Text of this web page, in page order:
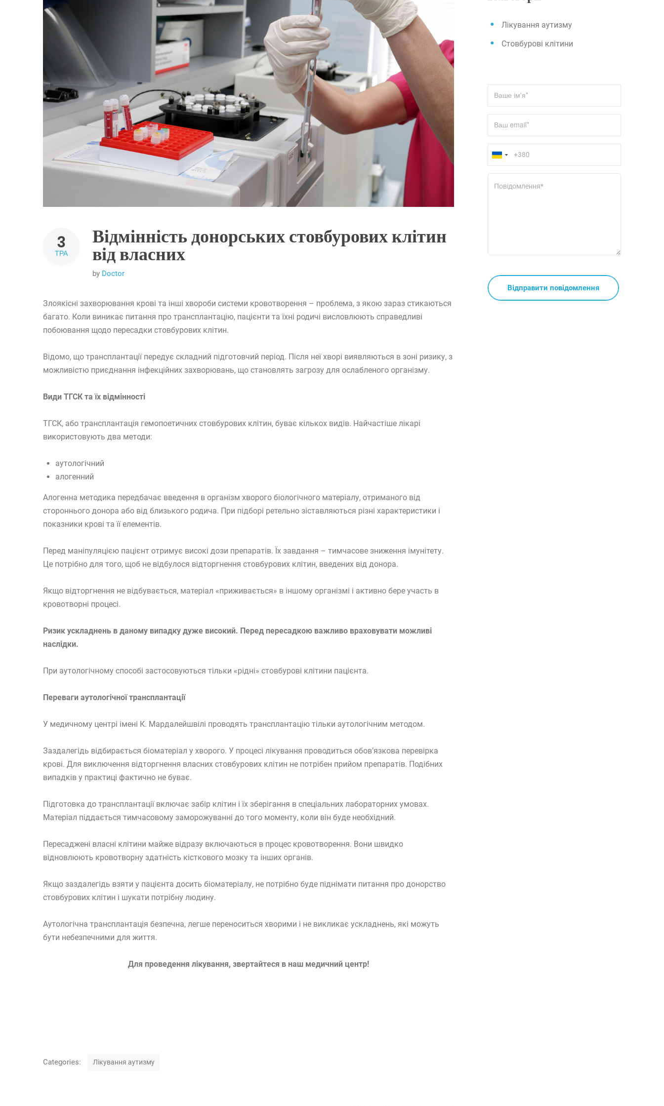
3
ТРА
Відмінність донорських стовбурових клітин
від власних
by Doctor
Злоякісні захворювання крові та інші хвороби системи кровотворення – проблема, з якою зараз стикаються
багато. Коли виникає питання про трансплантацію, пацієнти та їхні родичі висловлюють справедливі
побоювання щодо пересадки стовбурових клітин.
Відомо, що трансплантації передує складний підготовчий період. Після неї хворі виявляються в зоні ризику, з
можливістю приєднання інфекційних захворювань, що становлять загрозу для ослабленого організму.
Види ТГСК та їх відмінності
ТГСК, або трансплантація гемопоетичних стовбурових клітин, буває кількох видів. Найчастіше лікарі
використовують два методи:
аутологічний
алогенний
Алогенна методика передбачає введення в організм хворого біологічного матеріалу, отриманого від
стороннього донора або від близького родича. При підборі ретельно зіставляються різні характеристики і
показники крові та її елементів.
Перед маніпуляцією пацієнт отримує високі дози препаратів. Їх завдання – тимчасове зниження імунітету.
Це потрібно для того, щоб не відбулося відторгнення стовбурових клітин, введених від донора.
Якщо відторгнення не відбувається, матеріал «приживається» в іншому організмі і активно бере участь в
кровотворні процесі.
Ризик ускладнень в даному випадку дуже високий. Перед пересадкою важливо враховувати можливі
наслідки.
При аутологічному способі застосовуються тільки «рідні» стовбурові клітини пацієнта.
Переваги аутологічної трансплантації
У медичному центрі імені К. Мардалейшвілі проводять трансплантацію тільки аутологічним методом.
Заздалегідь відбирається біоматеріал у хворого. У процесі лікування проводиться обов’язкова перевірка
крові. Для виключення відторгнення власних стовбурових клітин не потрібен прийом препаратів. Подібних
випадків у практиці фактично не буває.
Підготовка до трансплантації включає забір клітин і їх зберігання в спеціальних лабораторних умовах.
Матеріал піддається тимчасовому заморожуванні до того моменту, коли він буде необхідний.
Пересаджені власні клітини майже відразу включаються в процес кровотворення. Вони швидко
відновлюють кровотворну здатність кісткового мозку та інших органів.
Якщо заздалегідь взяти у пацієнта досить біоматеріалу, не потрібно буде піднімати питання про донорство
стовбурових клітин і шукати потрібну людину.
Аутологічна трансплантація безпечна, легше переноситься хворими і не викликає ускладнень, які можуть
бути небезпечними для життя.
Для проведення лікування, звертайтеся в наш медичний центр!
Categories: Лікування аутизму
Лікування аутизму
Стовбурові клітини